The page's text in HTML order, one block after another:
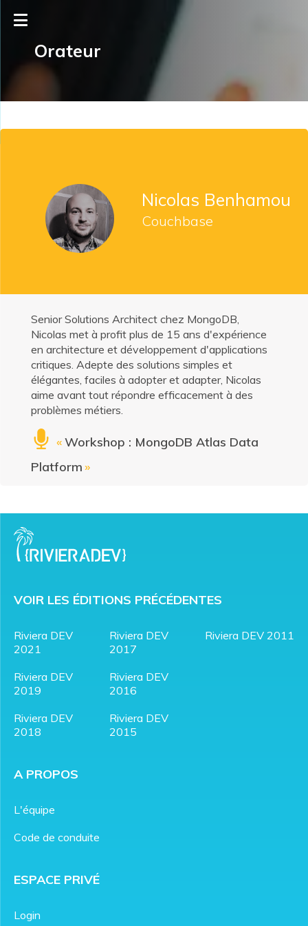
Orateur
Nicolas Benhamou
Couchbase
Senior Solutions Architect chez MongoDB,
Nicolas met à profit plus de 15 ans d'expérience
en architecture et développement d'applications
critiques. Adepte des solutions simples et
élégantes, faciles à adopter et adapter, Nicolas
aime avant tout répondre efficacement à des
problèmes métiers.
«Workshop : MongoDB Atlas Data
Platform»
VOIR LES ÉDITIONS PRÉCÉDENTES
Riviera DEV
2021
Riviera DEV
2019
Riviera DEV
2018
Riviera DEV
2017
Riviera DEV
2016
Riviera DEV
2015
Riviera DEV 2011
A PROPOS
L'équipe
Code de conduite
ESPACE PRIVÉ
Login